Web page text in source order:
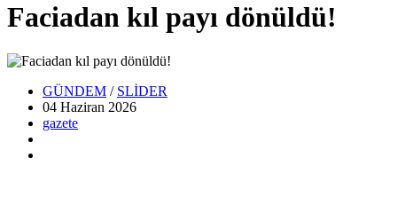
Faciadan kıl payı dönüldü!
GÜNDEM / SLİDER
04 Haziran 2026
gazete